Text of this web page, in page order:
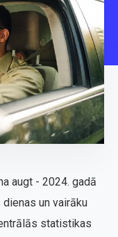
augt - 2024. gadā
un vairāku
statistikas